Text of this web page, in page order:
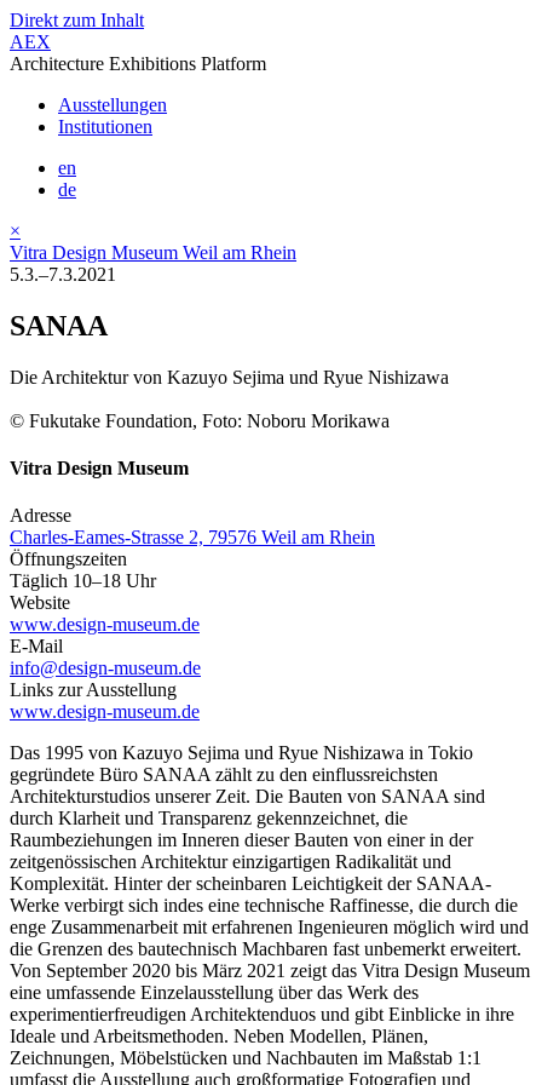
Direkt zum Inhalt
AEX
Architecture Exhibitions Platform
Ausstellungen
Institutionen
en
de
×
Vitra Design Museum Weil am Rhein
5.3.–7.3.2021
SANAA
Die Architektur von Kazuyo Sejima und Ryue Nishizawa
© Fukutake Foundation, Foto: Noboru Morikawa
Vitra Design Museum
Adresse
Charles-Eames-Strasse 2, 79576 Weil am Rhein
Öffnungszeiten
Täglich 10–18 Uhr
Website
www.design-museum.de
E-Mail
info@design-museum.de
Links zur Ausstellung
www.design-museum.de
Das 1995 von Kazuyo Sejima und Ryue Nishizawa in Tokio
gegründete Büro SANAA zählt zu den einflussreichsten
Architekturstudios unserer Zeit. Die Bauten von SANAA sind
durch Klarheit und Transparenz gekennzeichnet, die
Raumbeziehungen im Inneren dieser Bauten von einer in der
zeitgenössischen Architektur einzigartigen Radikalität und
Komplexität. Hinter der scheinbaren Leichtigkeit der SANAA-
Werke verbirgt sich indes eine technische Raffinesse, die durch die
enge Zusammenarbeit mit erfahrenen Ingenieuren möglich wird und
die Grenzen des bautechnisch Machbaren fast unbemerkt erweitert.
Von September 2020 bis März 2021 zeigt das Vitra Design Museum
eine umfassende Einzelausstellung über das Werk des
experimentierfreudigen Architektenduos und gibt Einblicke in ihre
Ideale und Arbeitsmethoden. Neben Modellen, Plänen,
Zeichnungen, Möbelstücken und Nachbauten im Maßstab 1:1
umfasst die Ausstellung auch großformatige Fotografien und